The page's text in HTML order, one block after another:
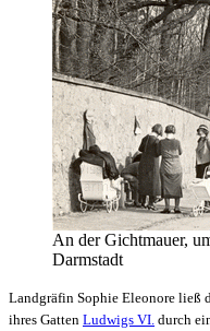
An der Gichtmauer,
Darmstadt
Landgräfin Sophie Eleonore ließ
ihres Gatten Ludwigs VI. durch